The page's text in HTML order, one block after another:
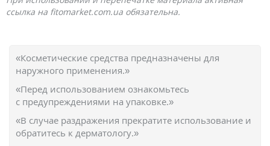
ссылка на fitomarket.com.ua обязательна.
«Косметические средства предназначены для
наружного применения.»
«Перед использованием ознакомьтесь
с предупреждениями на упаковке.»
«В случае раздражения прекратите использование и
обратитесь к дерматологу.»